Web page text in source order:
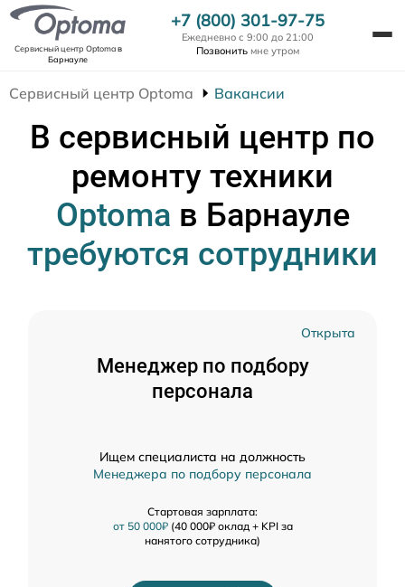
Сервисный центр Optomaв
Барнауле
+7 (800) 301-97-75
Ежедневно с 9:00 до 21:00
Позвонить мне утром
Сервисный центр Optoma Вакансии
В сервисный центр по
ремонту техники
Optoma в Барнауле
требуются сотрудники
Открыта
Менеджер по подбору
персонала
Ищем специалиста на должность
Менеджера по подбору персонала
Стартовая зарплата:
от 50 000₽(40 000₽ оклад + KPI за
нанятого сотрудника)